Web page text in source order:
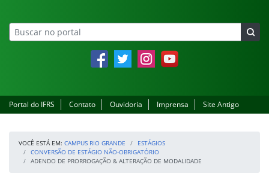
Facebook Twitter InstagramYouTube
Portal do IFRS Contato Ouvidoria Imprensa Site Antigo
VOCÊ ESTÁ EM: CAMPUS RIO GRANDE
ESTÁGIOS
CONVERSÃO DE ESTÁGIO NÃO-OBRIGATÓRIO
ADENDO DE PRORROGAÇÃO & ALTERAÇÃO DE MODALIDADE